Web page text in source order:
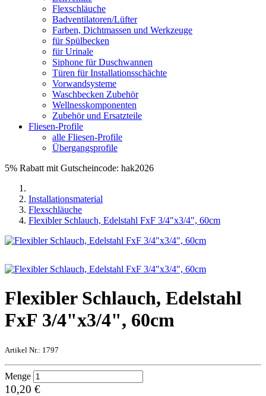
Flexschläuche
Badventilatoren/Lüfter
Farben, Dichtmassen und Werkzeuge
für Spülbecken
für Urinale
Siphone für Duschwannen
Türen für Installationsschächte
Vorwandsysteme
Waschbecken Zubehör
Wellnesskomponenten
Zubehör und Ersatzteile
Fliesen-Profile
alle Fliesen-Profile
Übergangsprofile
5% Rabatt mit Gutscheincode: hak2026
Installationsmaterial
Flexschläuche
Flexibler Schlauch, Edelstahl FxF 3/4"x3/4", 60cm
Flexibler Schlauch, Edelstahl
FxF 3/4"x3/4", 60cm
Artikel Nr.: 1797
Menge
10,20 €